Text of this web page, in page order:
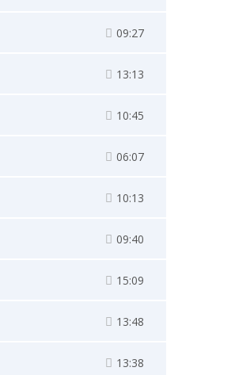
09:27
13:13
10:45
06:07
10:13
09:40
15:09
13:48
13:38